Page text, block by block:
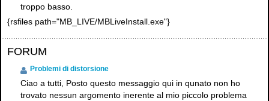
troppo basso.
{rsfiles path="MB_LIVE/MBLiveInstall.exe"}
FORUM
Problemi di distorsione
Ciao a tutti, Posto questo messaggio qui in qunato non ho
trovato nessun argomento inerente al mio piccolo problema